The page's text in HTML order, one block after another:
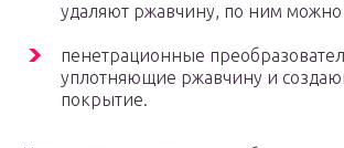
удаляют ржавчину, по ним можно
пенетрационные
уплотняющие ржавчину и
покрытие.